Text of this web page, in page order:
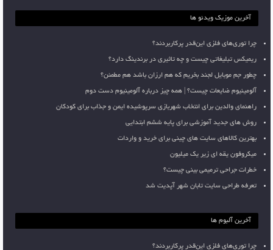
آخرین موزیک ویدئو ها
چرا توری‌های فلزی این‌قدر پرکاربردند؟
ریمیکس تبلیغاتی چیست و چه تاثیری در برندینگ دارد؟
چطور جم موبایل لجند بخریم که هم ارزان باشد هم مطمئن؟
آلومینیوم ضایعات چیست؟ | همه چیز درباره آلومینیوم دست دوم
راهنمای والدین برای انتخاب شهربازی سرپوشیده ایمن و جذاب برای کودکان
روش های جدید آموزشی برای پایه ششم ابتدایی
بهترین کالاهای سایت های چینی برای خرید و واردات
میکروفون یقه ای زیر یک میلیون
خطرات جراحی ترمیمی بینی چیست؟
تعرفه طراحی سایت تابان شهر آپدیت شد
آخرین آلبوم ها
چرا توری‌های فلزی این‌قدر پرکاربردند؟